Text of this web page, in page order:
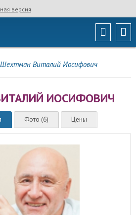
версия
Шехтман Виталий Иосифович
ИОСИФОВИЧ
Фото (6) Цены